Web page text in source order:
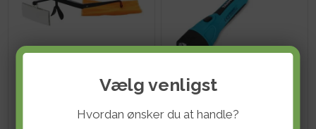
Vælg venligst
Hvordan ønsker du at handle?
Brillelup med stel
ekskl. moms
LED Lommelygte - 1 W
DKK 54,40